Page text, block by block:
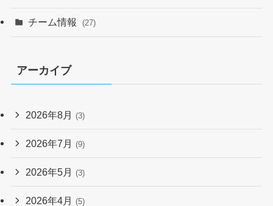
チーム情報 (27)
アーカイブ
2026年8月 (3)
2026年7月 (9)
2026年5月 (3)
2026年4月 (5)